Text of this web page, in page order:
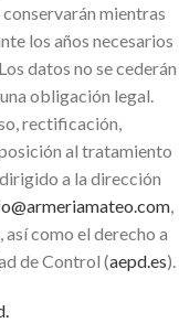
mientras
los años necesarios
datos no se cederán
obligación legal.
rectificación,
al tratamiento
a la dirección
,
como el derecho a
de Control (aepd.es).
.